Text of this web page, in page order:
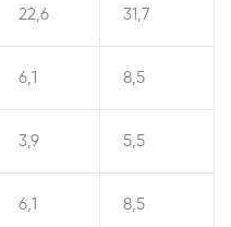
22,6 31,7
6,1 8,5
3,9 5,5
6,1 8,5